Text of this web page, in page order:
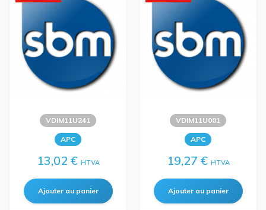
VDIM11U241
APC
13,02 € HTVA
VDIM11U001
APC
19,27 € HTVA